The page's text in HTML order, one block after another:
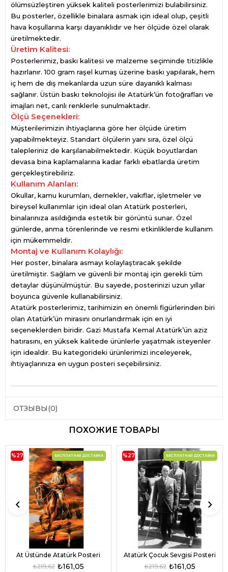
ölümsüzleştiren yüksek kaliteli posterlerimizi bulabilirsiniz.
Bu posterler, özellikle binalara asmak için ideal olup, çeşitli
hava koşullarına karşı dayanıklıdır ve her ölçüde özel olarak
üretilmektedir.
Üretim Kalitesi:
Posterlerimiz, baskı kalitesi ve malzeme seçiminde titizlikle
hazırlanır. 100 gram raşel kumaş üzerine baskı yapılarak, hem
iç hem de dış mekanlarda uzun süre dayanıklı kalması
sağlanır. Üstün baskı teknolojisi ile Atatürk’ün fotoğrafları ve
imajları net, canlı renklerle sunulmaktadır.
Ölçü Seçenekleri:
Müşterilerimizin ihtiyaçlarına göre her ölçüde üretim
yapabilmekteyiz. Standart ölçülerin yanı sıra, özel ölçü
talepleriniz de karşılanabilmektedir. Küçük boyutlardan
devasa bina kaplamalarına kadar farklı ebatlarda üretim
gerçekleştirebiliriz.
Kullanım Alanları:
Okullar, kamu kurumları, dernekler, vakıflar, işletmeler ve
bireysel kullanımlar için ideal olan Atatürk posterleri,
binalarınıza asıldığında estetik bir görüntü sunar. Özel
günlerde, anma törenlerinde ve resmi etkinliklerde kullanım
için mükemmeldir.
Montaj ve Kullanım Kolaylığı:
Her poster, binalara asmayı kolaylaştıracak şekilde
üretilmiştir. Sağlam ve güvenli bir montaj için gerekli tüm
detaylar düşünülmüştür. Bu sayede, posterinizi uzun yıllar
boyunca güvenle kullanabilirsiniz.
Atatürk posterlerimiz, tarihimizin en önemli figürlerinden biri
olan Atatürk’ün mirasını onurlandırmak için en iyi
seçeneklerden biridir. Gazi Mustafa Kemal Atatürk’ün aziz
hatırasını, en yüksek kalitede ürünlerle yaşatmak isteyenler
için idealdir. Bu kategorideki ürünlerimizi inceleyerek,
ihtiyaçlarınıza en uygun posteri seçebilirsiniz.
ОТЗЫВЫ(0)
ПОХОЖИЕ ТОВАРЫ
At Üstünde Atatürk Posteri
₺161,05
₺219,62
%27 БЕСПЛАТНАЯ ДОСТАВКА
Atatürk Çocuk Sevgisi Posteri
₺161,05
₺219,62
%27 БЕСПЛАТНАЯ ДОСТАВКА